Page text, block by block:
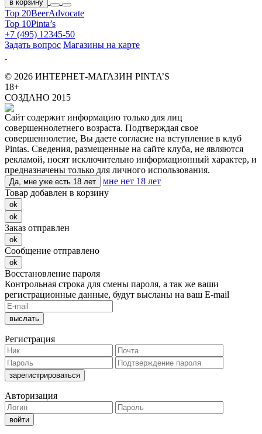
в корзину
Top 20BeerAdvocate
Top 10Pinta’s
+7 (495) 12345-50
Задать вопрос Магазины на карте
© 2026 ИНТЕРНЕТ-МАГАЗИН PINTA’S
18+
СОЗДАНО 2015
Сайт содержит информацию только для лиц
совершеннолетнего возраста. Подтверждая свое
совершеннолетие, Вы даете согласие на вступление в клуб
Pintas. Сведения, размещенные на сайте клуба, не являются
рекламой, носят исключительно информационный характер, и
предназначены только для личного использования.
Да, мне уже есть 18 лет
мне нет 18 лет
Товар добавлен в корзину
ok
ok
Заказ отправлен
ok
Сообщение отправлено
ok
Восстановление пароля
Контрольная строка для смены пароля, а так же ваши
регистрационные данные, будут высланы на ваш E-mail
Регистрация
Авторизация